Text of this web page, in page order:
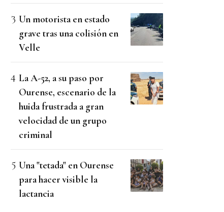
Un motorista en estado
grave tras una colisión en
Velle
La A-52, a su paso por
Ourense, escenario de la
huida frustrada a gran
velocidad de un grupo
criminal
Una "tetada" en Ourense
para hacer visible la
lactancia